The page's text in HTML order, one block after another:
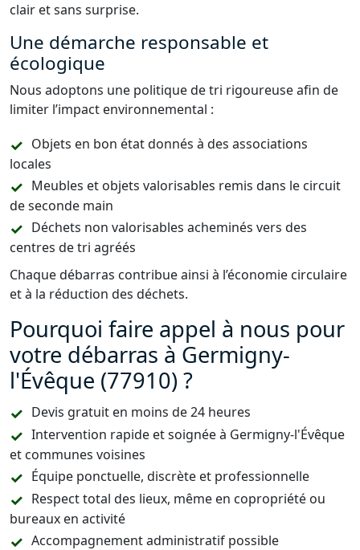
clair et sans surprise.
Une démarche responsable et
écologique
Nous adoptons une politique de tri rigoureuse afin de
limiter l’impact environnemental :
Objets en bon état donnés à des associations
locales
Meubles et objets valorisables remis dans le circuit
de seconde main
Déchets non valorisables acheminés vers des
centres de tri agréés
Chaque débarras contribue ainsi à l’économie circulaire
et à la réduction des déchets.
Pourquoi faire appel à nous pour
votre débarras à Germigny-
l'Évêque (77910) ?
Devis gratuit en moins de 24 heures
Intervention rapide et soignée à Germigny-l'Évêque
et communes voisines
Équipe ponctuelle, discrète et professionnelle
Respect total des lieux, même en copropriété ou
bureaux en activité
Accompagnement administratif possible